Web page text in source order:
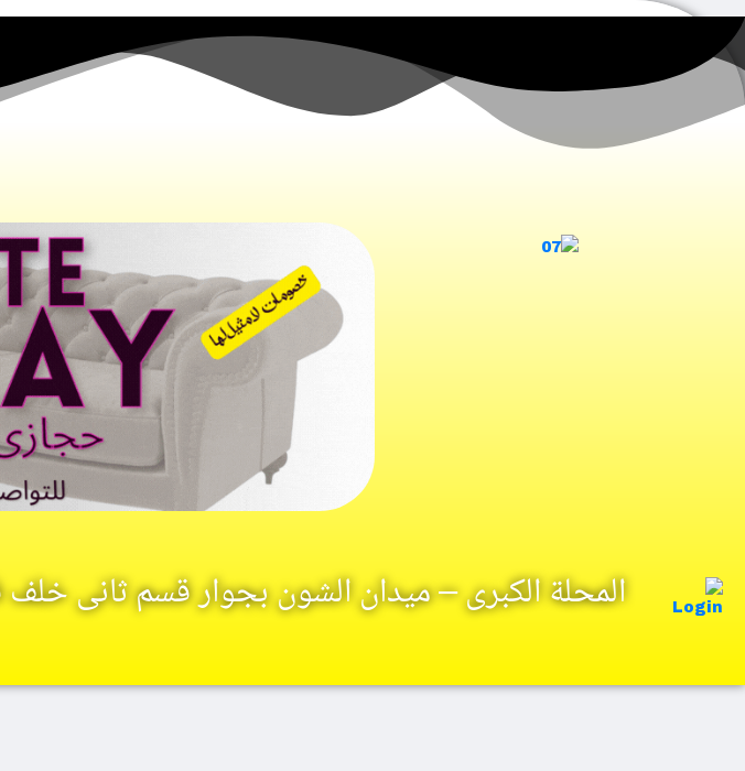
المحلة الكبرى – ميدان الشون بجوار قسم ثانى